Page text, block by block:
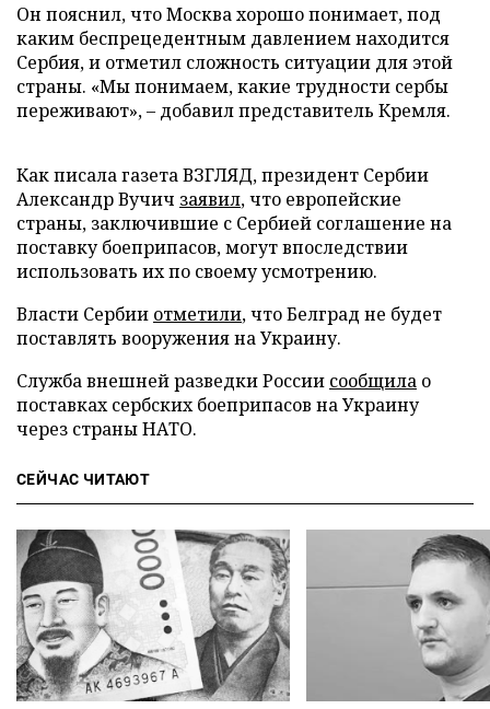
Он пояснил, что Москва хорошо понимает, под
каким беспрецедентным давлением находится
Сербия, и отметил сложность ситуации для этой
страны. «Мы понимаем, какие трудности сербы
переживают», – добавил представитель Кремля.
Как писала газета ВЗГЛЯД, президент Сербии
Александр Вучич заявил, что европейские
страны, заключившие с Сербией соглашение на
поставку боеприпасов, могут впоследствии
использовать их по своему усмотрению.
Власти Сербии отметили, что Белград не будет
поставлять вооружения на Украину.
Служба внешней разведки России сообщила о
поставках сербских боеприпасов на Украину
через страны НАТО.
СЕЙЧАС ЧИТАЮТ